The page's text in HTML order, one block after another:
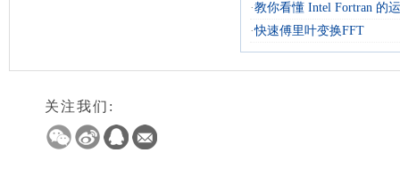
·教你看懂 Intel Fortran 的
·快速傅里叶变换FFT
关注我们: